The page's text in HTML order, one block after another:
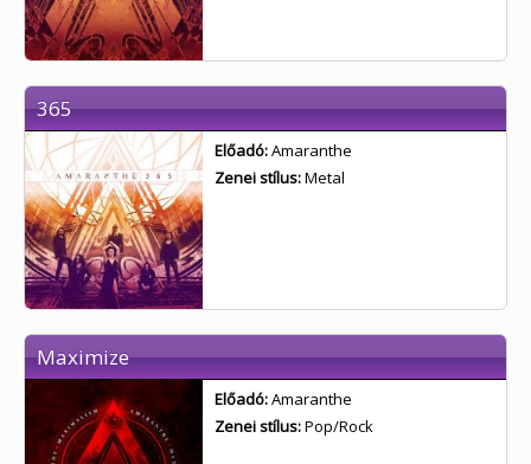
365
Előadó:Amaranthe
Zenei stílus:Metal
Maximize
Előadó:Amaranthe
Zenei stílus:Pop/Rock